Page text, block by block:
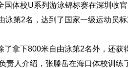
国体校U系列游泳锦标赛在深圳收
第2名，达到了国家一级运动员
下800米自由泳第2名外，还获
责人介绍，张滕岳在海口体校训